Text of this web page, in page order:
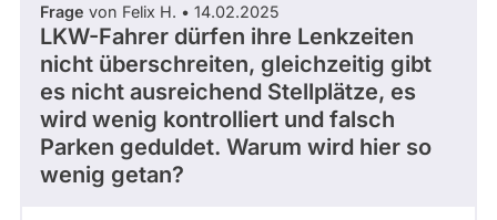
Frage von Felix H. • 14.02.2025
LKW-Fahrer dürfen ihre Lenkzeiten
nicht überschreiten, gleichzeitig gibt
es nicht ausreichend Stellplätze, es
wird wenig kontrolliert und falsch
Parken geduldet. Warum wird hier so
wenig getan?